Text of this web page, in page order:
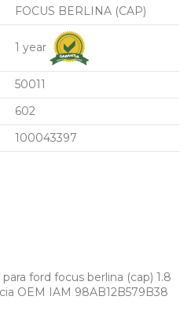
FOCUS BERLINA (CAP)
1 year
50011
602
100043397
ford focus berlina (cap) 1.8
OEM IAM 98AB12B579B38